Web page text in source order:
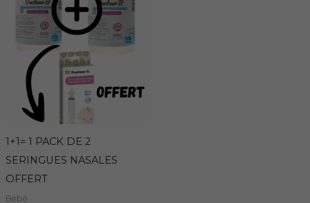
1+1= 1 PACK DE 2
SERINGUES NASALES
OFFERT
Bébé